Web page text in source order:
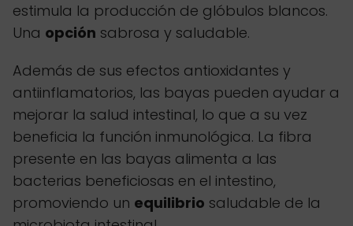
estimula la producción de glóbulos blancos.
Una opción sabrosa y saludable.
Además de sus efectos antioxidantes y
antiinflamatorios, las bayas pueden ayudar a
mejorar la salud intestinal, lo que a su vez
beneficia la función inmunológica. La fibra
presente en las bayas alimenta a las
bacterias beneficiosas en el intestino,
promoviendo un equilibrio saludable de la